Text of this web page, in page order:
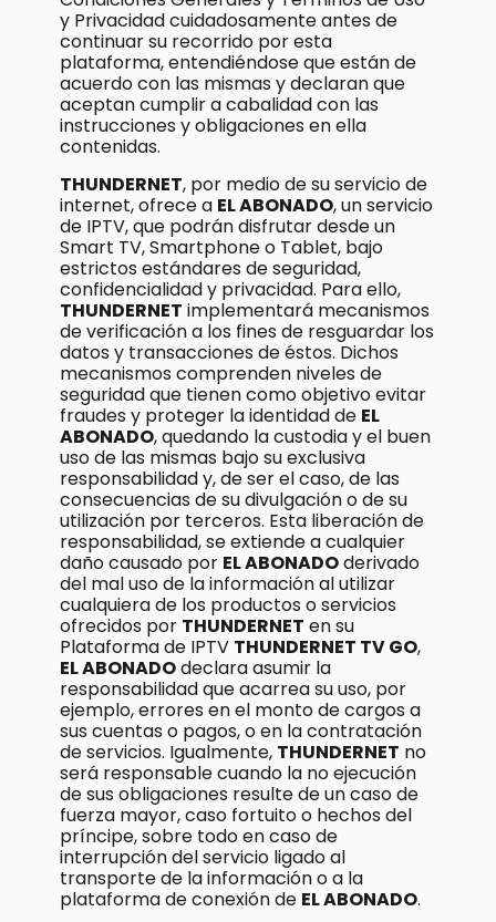
y Privacidad cuidadosamente antes de
continuar su recorrido por esta
plataforma, entendiéndose que están de
acuerdo con las mismas y declaran que
aceptan cumplir a cabalidad con las
instrucciones y obligaciones en ella
contenidas.
THUNDERNET, por medio de su servicio de
internet, ofrece a EL ABONADO, un servicio
de IPTV, que podrán disfrutar desde un
Smart TV, Smartphone o Tablet, bajo
estrictos estándares de seguridad,
confidencialidad y privacidad. Para ello,
THUNDERNET implementará mecanismos
de verificación a los fines de resguardar los
datos y transacciones de éstos. Dichos
mecanismos comprenden niveles de
seguridad que tienen como objetivo evitar
fraudes y proteger la identidad de EL
ABONADO, quedando la custodia y el buen
uso de las mismas bajo su exclusiva
responsabilidad y, de ser el caso, de las
consecuencias de su divulgación o de su
utilización por terceros. Esta liberación de
responsabilidad, se extiende a cualquier
daño causado por EL ABONADOderivado
del mal uso de la información al utilizar
cualquiera de los productos o servicios
ofrecidos por THUNDERNET en su
Plataforma de IPTV THUNDERNET TV GO,
EL ABONADOdeclara asumir la
responsabilidad que acarrea su uso, por
ejemplo, errores en el monto de cargos a
sus cuentas o pagos, o en la contratación
de servicios. Igualmente, THUNDERNET no
será responsable cuando la no ejecución
de sus obligaciones resulte de un caso de
fuerza mayor, caso fortuito o hechos del
príncipe, sobre todo en caso de
interrupción del servicio ligado al
transporte de la información o a la
plataforma de conexión de EL ABONADO.